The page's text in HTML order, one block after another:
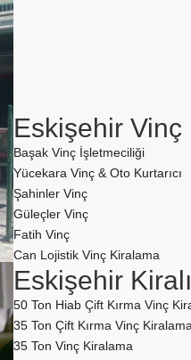
Eskişehir Vinç
Başak Vinç İşletmeciliği
Yücekara Vinç & Oto Kurtarıcı
Şahinler Vinç
Güleçler Vinç
Fatih Vinç
Can Lojistik Vinç Kiralama
Eskişehir
50 Ton Hiab Çift Kırma Vinç
35 Ton Çift Kırma Vinç Kiralama
35 Ton Vinç Kiralama